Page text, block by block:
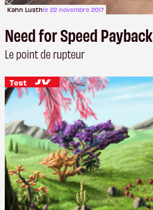
Kahn Lusthle 22 novembre 2017
Need for Speed Payback
Le point de rupteur
Test